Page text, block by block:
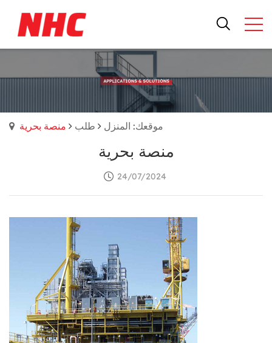
موقعك: المنزل طلب منصة بحرية
منصة بحرية
24/07/2024